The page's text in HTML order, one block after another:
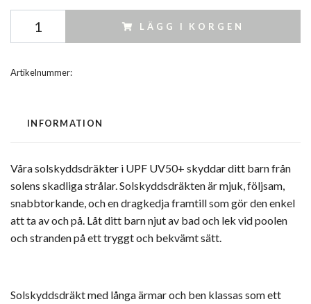
LÄGG I KORGEN
Artikelnummer:
INFORMATION
Våra solskyddsdräkter i UPF UV50+ skyddarditt barn från
solens skadligastrålar.Solskyddsdräkten är mjuk, följsam,
snabbtorkande, och en dragkedja framtill som gör den enkel
att ta av och på. Låt ditt barn njut av bad och lek vid poolen
och stranden på ett tryggt och bekvämt sätt.
Solskyddsdräkt med långa ärmar och ben klassas som ett